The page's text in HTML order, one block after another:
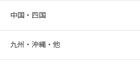
中国・四国
九州・沖縄・他